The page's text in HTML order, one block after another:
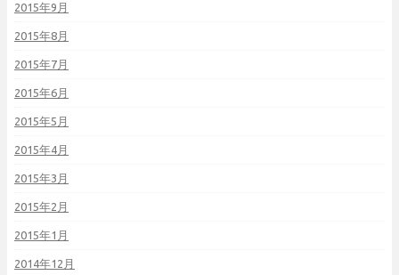
2015年9月
2015年8月
2015年7月
2015年6月
2015年5月
2015年4月
2015年3月
2015年2月
2015年1月
2014年12月